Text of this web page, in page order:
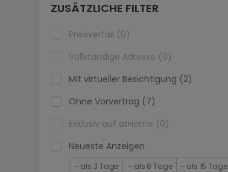
immobilienleibrente (0)
Ferienimmobilien (0)
ZUSÄTZLICHE FILTER
Preisverfall (0)
Vollständige Adresse (0)
Mit virtueller Besichtigung (2)
Ohne Vorvertrag (7)
Exklusiv auf atHome (0)
Neueste Anzeigen
- als 3 Tage - als 8 Tage - als 15 Tage